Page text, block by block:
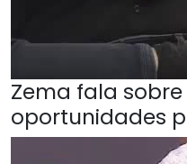
Zema fala
oportunidades